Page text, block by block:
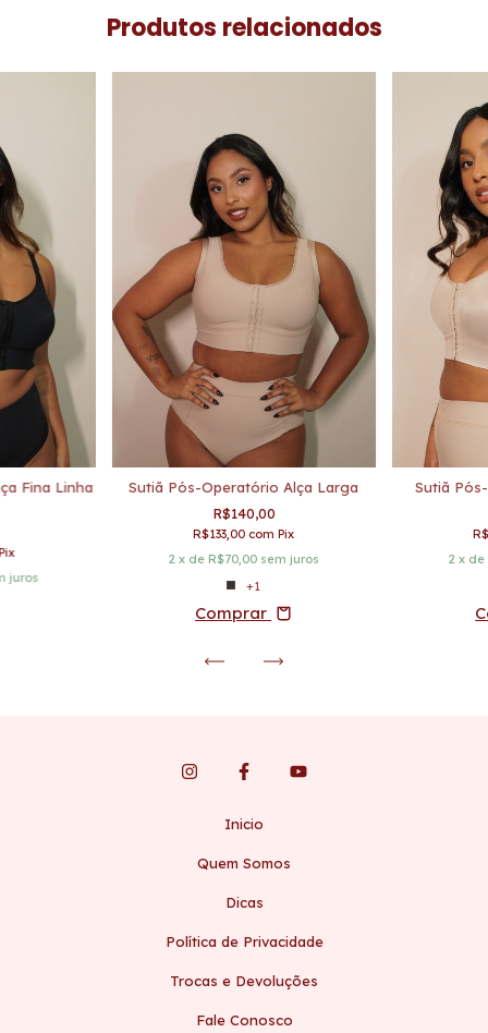
Produtos relacionados
Fina Linha
juros
Sutiã Pós-Operatório Alça Larga
R$140,00
R$133,00 com Pix
2 x de R$70,00 sem juros
+1
Comprar
Sutiã
2 x de
Inicio
Quem Somos
Dicas
Política de Privacidade
Trocas e Devoluções
Fale Conosco